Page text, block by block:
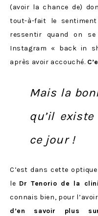
(avoir la chance de)
tout-à-fait le
ressentir quand on
Instagram « back in
après avoir accouché.
Mais la
qu’il
ce jour !
C’est dans cette
le Dr Tenorio de la
connais bien, pour
d’en savoir plus